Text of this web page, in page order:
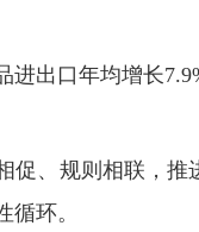
进出口年均增长
促、规则相联，推
环。